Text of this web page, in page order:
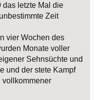
das letzte Mal die
Zeit
vier Wochen des
Monate voller
Sehnsüchte und
und der stete Kampf
vollkommener